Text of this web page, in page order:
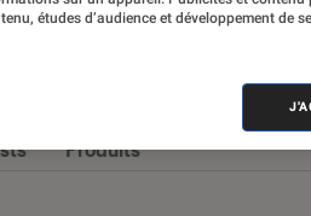
Produits
études d’audience et développement de